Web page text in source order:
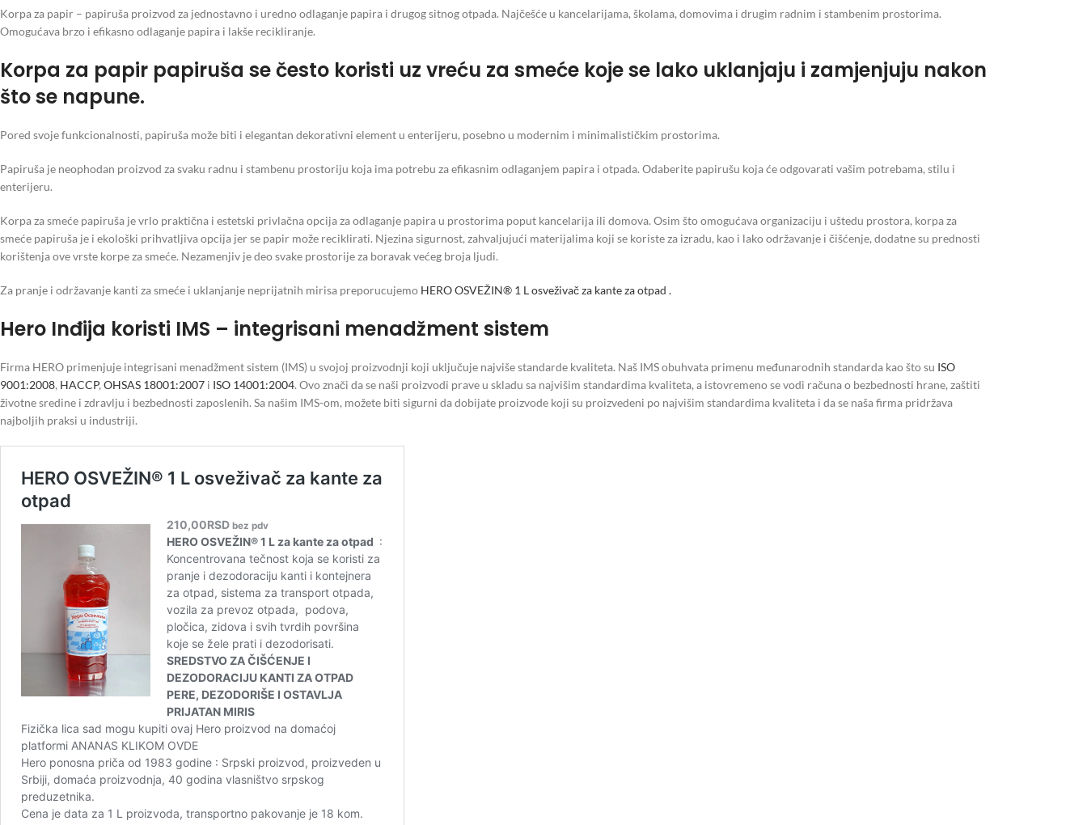
Korpa za papir – papiruša proizvod za jednostavno i uredno odlaganje papira i drugog sitnog otpada. Najčešće u kancelarijama, školama, domovima i drugim radnim i stambenim prostorima.
Omogućava brzo i efikasno odlaganje papira i lakše recikliranje.
Korpa za papir papiruša se često koristi uz vreću za smeće koje se lako uklanjaju i zamjenjuju nakon
što se napune.
Pored svoje funkcionalnosti, papiruša može biti i elegantan dekorativni element u enterijeru, posebno u modernim i minimalističkim prostorima.
Papiruša je neophodan proizvod za svaku radnu i stambenu prostoriju koja ima potrebu za efikasnim odlaganjem papira i otpada. Odaberite papirušu koja će odgovarati vašim potrebama, stilu i
enterijeru.
Korpa za smeće papiruša je vrlo praktična i estetski privlačna opcija za odlaganje papira u prostorima poput kancelarija ili domova. Osim što omogućava organizaciju i uštedu prostora, korpa za
smeće papiruša je i ekološki prihvatljiva opcija jer se papir može reciklirati. Njezina sigurnost, zahvaljujući materijalima koji se koriste za izradu, kao i lako održavanje i čišćenje, dodatne su prednosti
korištenja ove vrste korpe za smeće. Nezamenjiv je deo svake prostorije za boravak većeg broja ljudi.
Za pranje i održavanje kanti za smeće i uklanjanje neprijatnih mirisa preporucujemo HERO OSVEŽIN® 1 L osveživač za kante za otpad .
Hero Inđija koristi IMS – integrisani menadžment sistem
Firma HERO primenjuje integrisani menadžment sistem (IMS) u svojoj proizvodnji koji uključuje najviše standarde kvaliteta. Naš IMS obuhvata primenu međunarodnih standarda kao što su ISO
9001:2008, HACCP, OHSAS 18001:2007 i ISO 14001:2004. Ovo znači da se naši proizvodi prave u skladu sa najvišim standardima kvaliteta, a istovremeno se vodi računa o bezbednosti hrane, zaštiti
životne sredine i zdravlju i bezbednosti zaposlenih. Sa našim IMS-om, možete biti sigurni da dobijate proizvode koji su proizvedeni po najvišim standardima kvaliteta i da se naša firma pridržava
najboljih praksi u industriji.